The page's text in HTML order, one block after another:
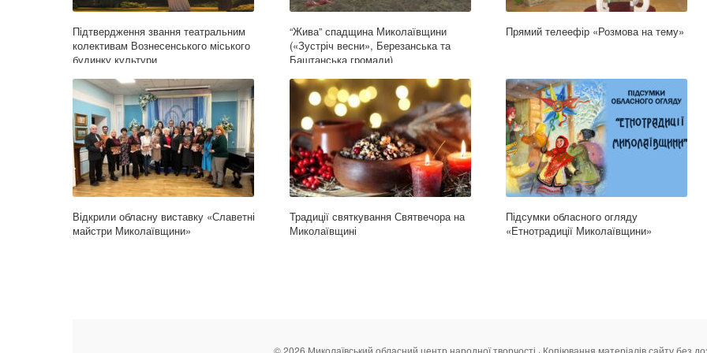
Підтвердження звання театральним
колективам Вознесенського міського
будинку культури
“Жива” спадщина Миколаївщини
(«Зустріч весни», Березанська та
Баштанська громади)
Прямий телеефір «Розмова на тему»
Відкрили обласну виставку «Славетні
майстри Миколаївщини»
Традиції святкування Святвечора на
Миколаївщині
Підсумки обласного огляду
«Етнотрадиції Миколаївщини»
© 2026 Миколаївський обласний центр народної творчості · Копіювання матеріалів сайту без